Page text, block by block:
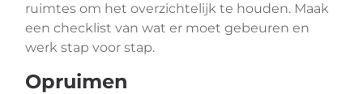
ruimtes om het overzichtelijk te houden. Maak
een checklist van wat er moet gebeuren en
werk stap voor stap.
Opruimen